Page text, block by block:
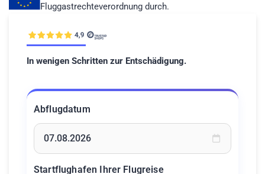
Fluggastrechteverordnung durch.
In wenigen Schritten zur Entschädigung.
Abflugdatum
Startflughafen Ihrer Flugreise